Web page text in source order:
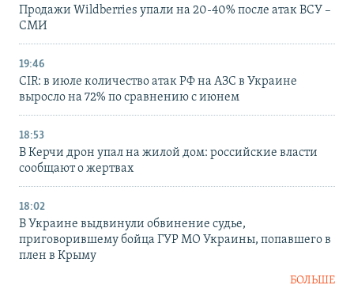
Продажи Wildberries упали на 20-40% после атак ВСУ –
СМИ
19:46
CIR: в июле количество атак РФ на АЗС в Украине
выросло на 72% по сравнению с июнем
18:53
В Керчи дрон упал на жилой дом: российские власти
сообщают о жертвах
18:02
В Украине выдвинули обвинение судье,
приговорившему бойца ГУР МО Украины, попавшего в
плен в Крыму
БОЛЬШЕ